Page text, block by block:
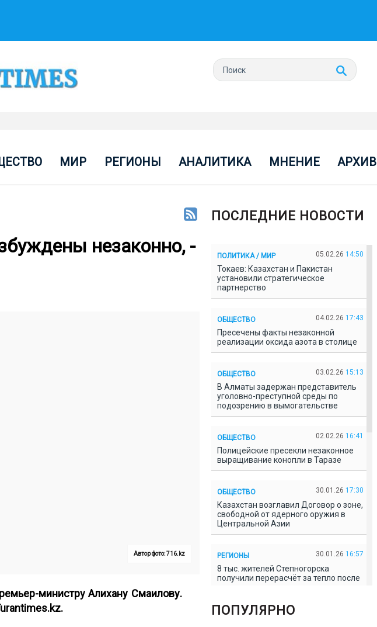
МИР РЕГИОНЫ АНАЛИТИКА МНЕНИЕ АРХИВ
незаконно, -
Автор фото: 716.kz
министру Алихану Смаилову.
.
ПОСЛЕДНИЕ НОВОСТИ
ПОЛИТИКА / МИР 05.02.26 14:50
Токаев: Казахстан и Пакистан
установили стратегическое
партнерство
ОБЩЕСТВО 04.02.26 17:43
Пресечены факты незаконной
реализации оксида азота в столице
ОБЩЕСТВО 03.02.26 15:13
В Алматы задержан представитель
уголовно-преступной среды по
подозрению в вымогательстве
ОБЩЕСТВО 02.02.26 16:41
Полицейские пресекли незаконное
выращивание конопли в Таразе
ОБЩЕСТВО 30.01.26 17:30
Казахстан возглавил Договор о зоне,
свободной от ядерного оружия в
Центральной Азии
РЕГИОНЫ 30.01.26 16:57
8 тыс. жителей Степногорска
получили перерасчёт за тепло после
ПОПУЛЯРНО